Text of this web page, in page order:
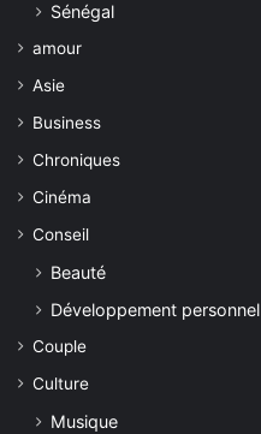
Sénégal
amour
Asie
Business
Chroniques
Cinéma
Conseil
Beauté
Développement personnel
Couple
Culture
Musique